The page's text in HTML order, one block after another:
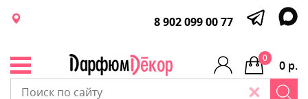
8 902 099 00 77
0 р.
0